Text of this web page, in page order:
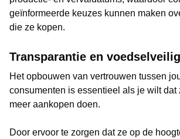
geïnformeerde keuzes kunnen maken
die ze kopen.
Transparantie en
Het opbouwen van vertrouwen tussen
consumenten is essentieel als je wilt dat
meer aankopen doen.
Door ervoor te zorgen dat ze op de